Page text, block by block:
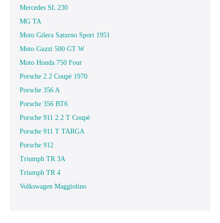
Mercedes SL 230
MG TA
Moto Gilera Saturno Sport 1951
Moto Guzzi 500 GT W
Moto Honda 750 Four
Porsche 2.2 Coupè 1970
Porsche 356 A
Porsche 356 BT6
Porsche 911 2.2 T Coupè
Porsche 911 T TARGA
Porsche 912
Triumph TR 3A
Triumph TR 4
Volkswagen Maggiolino